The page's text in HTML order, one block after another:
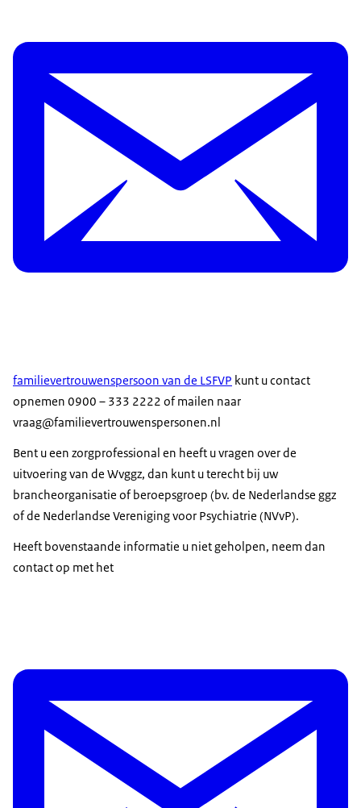
familievertrouwenspersoon van de LSFVP kunt u contact
opnemen 0900 – 333 2222 of mailen naar
vraag@familievertrouwenspersonen.nl
Bent u een zorgprofessional en heeft u vragen over de
uitvoering van de Wvggz, dan kunt u terecht bij uw
brancheorganisatie of beroepsgroep (bv. de Nederlandse ggz
of de Nederlandse Vereniging voor Psychiatrie (NVvP).
Heeft bovenstaande informatie u niet geholpen, neem dan
contact op met het